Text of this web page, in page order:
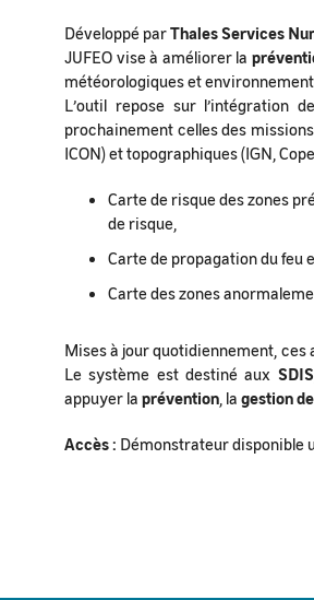
Développé parThales Services
JUFEO vise à améliorer la
météorologiques et
L’outil repose sur l’intégration
prochainement celles des missions
ICON) et topographiques (IGN,
Carte de risque des zones
de risque,
Carte de propagation du feu
Carte des zones
Mises à jour quotidiennement,
Le système est destiné aux SDIS
appuyer laprévention, lagestion
Accès : Démonstrateur disponible